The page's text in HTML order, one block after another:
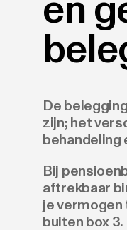
De
zijn; het
behandeling
Bij
aftrekbaar
je
buiten box